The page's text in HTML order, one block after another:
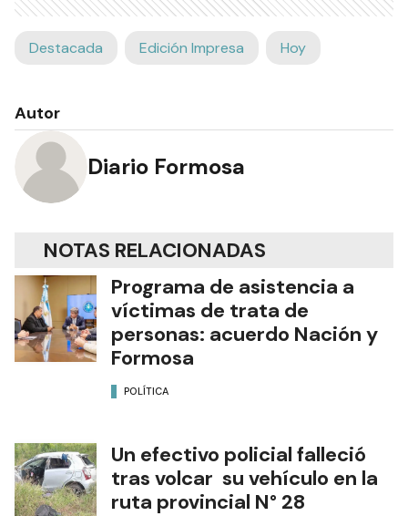
Destacada Edición Impresa Hoy
Autor
Diario Formosa
NOTAS RELACIONADAS
Programa de asistencia a
víctimas de trata de
personas: acuerdo Nación y
Formosa
POLÍTICA
Un efectivo policial falleció
tras volcar su vehículo en la
ruta provincial N° 28